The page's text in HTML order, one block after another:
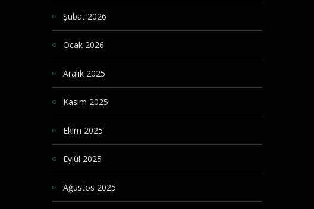
Şubat 2026
Ocak 2026
Aralık 2025
Kasım 2025
Ekim 2025
Eylül 2025
Ağustos 2025